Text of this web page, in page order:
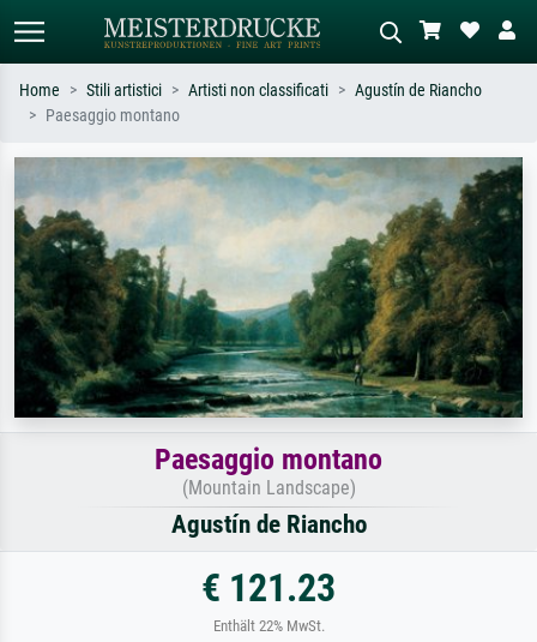
Cerca per artista, titolo o stile – es.
Monet, Notte stellata,
Impressionismo, onda di Hokusai,
nudo.
Descrivi la scena – es. prato verde,
astratto con molto rosso, dipinto a
olio scuro, nudo in piedi vicino a un
albero.
Home Stili artistici Artisti non classificati
Agustín de Riancho
Paesaggio montano
Paesaggio montano
(Mountain Landscape)
Agustín de Riancho
€ 121.23
Enthält 22% MwSt.